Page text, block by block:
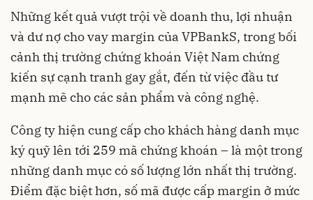
Những kết quả vượt trội về doanh thu, lợi nhuận
và dư nợ cho vay margin của VPBankS, trong bối
cảnh thị trường chứng khoán Việt Nam chứng
kiến sự cạnh tranh gay gắt, đến từ việc đầu tư
mạnh mẽ cho các sản phẩm và công nghệ.
Công ty hiện cung cấp cho khách hàng danh mục
ký quỹ lên tới 259 mã chứng khoán – là một trong
những danh mục có số lượng lớn nhất thị trường.
Điểm đặc biệt hơn, số mã được cấp margin ở mức